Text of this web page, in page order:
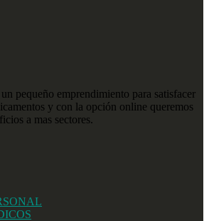
pequeño emprendimiento para satisfacer
y con la opción online queremos
a mas sectores.